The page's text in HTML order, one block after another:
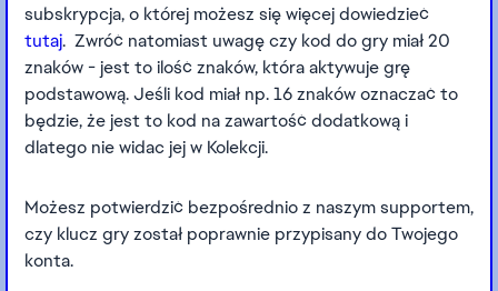
subskrypcja, o której możesz się więcej dowiedzieć
tutaj. Zwróć natomiast uwagę czy kod do gry miał 20
znaków - jest to ilość znaków, która aktywuje grę
podstawową. Jeśli kod miał np. 16 znaków oznaczać to
będzie, że jest to kod na zawartość dodatkową i
dlatego nie widac jej w Kolekcji.
Możesz potwierdzić bezpośrednio z naszym supportem,
czy klucz gry został poprawnie przypisany do Twojego
konta.